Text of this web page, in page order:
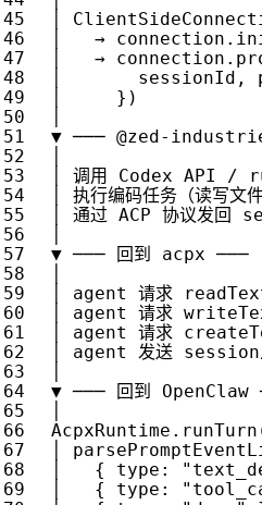
→ connection .
→ connection .
sessionId ,
})
▼ ─── @zed -
调用 Codex API /
执行编码任务（读写文
通过 ACP 协议发回
▼ ─── 回到 acpx ───
agent 请求
agent 请求
agent 请求
agent 发送 session
▼ ─── 回到 OpenClaw
AcpxRuntime . runTurn
{ type :
{ type :